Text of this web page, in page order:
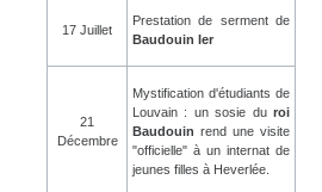
17 Juillet
Prestation de serment de
Baudouin Ier
21
Décembre
Mystification d'étudiants de
Louvain : un sosie du roi
Baudouin rend une visite
"officielle" à un internat de
jeunes filles à Heverlée.